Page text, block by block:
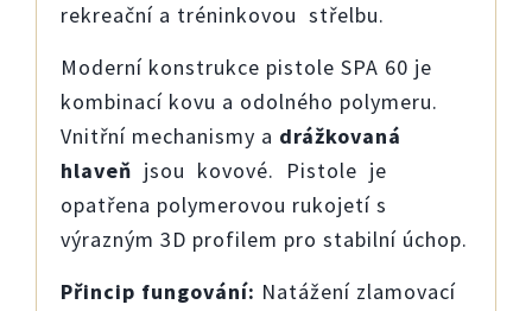
rekreační a tréninkovou střelbu.
Moderní konstrukce pistole SPA 60 je
kombinací kovu a odolného polymeru.
Vnitřní mechanismy a drážkovaná
hlaveň jsou kovové. Pistole je
opatřena polymerovou rukojetí s
výrazným 3D profilem pro stabilní úchop.
Přincip fungování: Natážení zlamovací